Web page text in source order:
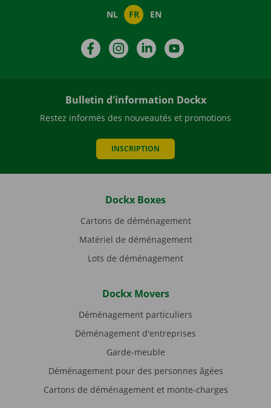
NL FR EN
FacebookInstagramLinkedIn
Bulletin d'information Dockx
Restez informés des nouveautés et promotions
INSCRIPTION
Dockx Boxes
Cartons de déménagement
Matériel de déménagement
Lots de déménagement
Dockx Movers
Déménagement particuliers
Déménagement d'entreprises
Garde-meuble
Déménagement pour des personnes âgées
Cartons de déménagement et monte-charges